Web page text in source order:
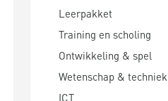
Leerpakket
Training en scholing
Ontwikkeling & spel
Wetenschap & techniek
ICT